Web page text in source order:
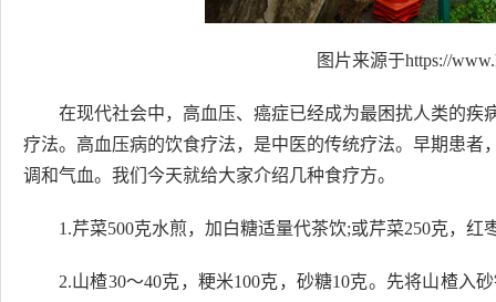
图片来源于https://
在现代社会中，高血压、癌症已经成为最困扰人类的
疗法。高血压病的饮食疗法，是中医的传统疗法。早期患
调和气血。我们今天就给大家介绍几种食疗方。
1.芹菜500克水煎，加白糖适量代茶饮;或芹菜250克，红
2.山楂30～40克，粳米100克，砂糖10克。先将山楂入